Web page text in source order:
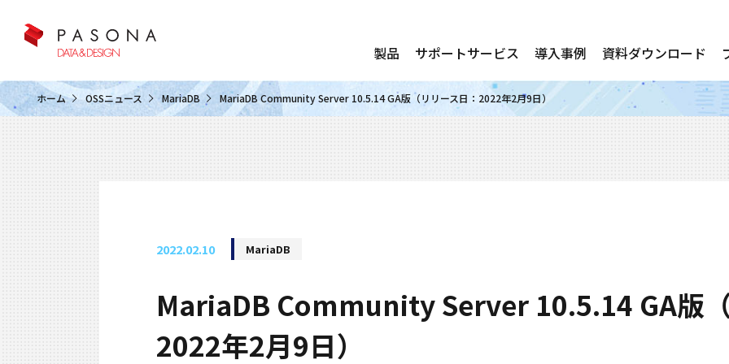
製品 サポートサービス 導入事例 資料ダウンロード
ホーム OSSニュース MariaDB MariaDB Community Server 10.5.14 GA版（リリース日：2022年2月9日）
2022.02.10 MariaDB
MariaDB Community Server 10.5.14 GA版
2022年2月9日）